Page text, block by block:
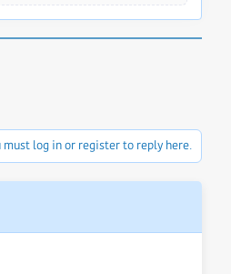
must log in or register to reply here.